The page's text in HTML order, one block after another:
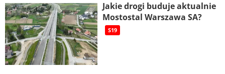
Jakie drogi buduje aktualnie
Mostostal Warszawa SA?
S19